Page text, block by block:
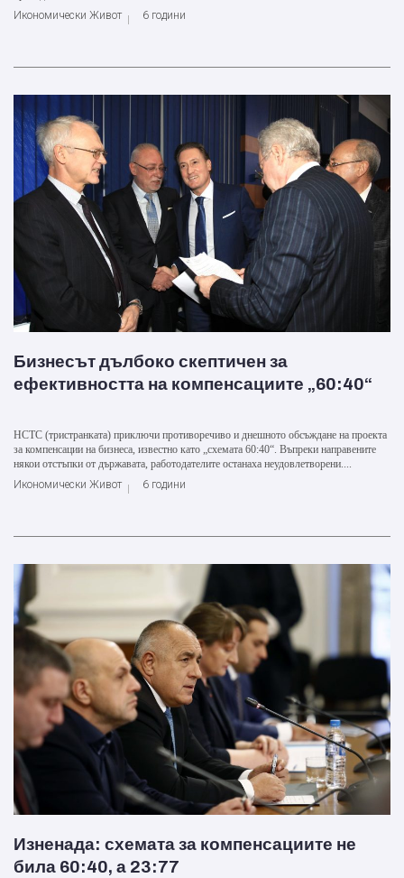
Икономически Живот
6 години
Бизнесът дълбоко скептичен за
ефективността на компенсациите „60:40“
НСТС (тристранката) приключи противоречиво и днешното обсъждане на проекта
за компенсации на бизнеса, известно като „схемата 60:40“. Въпреки направените
някои отстъпки от държавата, работодателите останаха неудовлетворени....
Икономически Живот
6 години
Изненада: схемата за компенсациите не
била 60:40, а 23:77